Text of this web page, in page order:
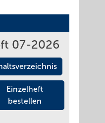
07-2026
Einzelheft
bestellen